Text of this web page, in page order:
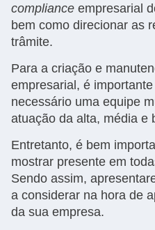
compliance empresarial
bem como direcionar as
trâmite.
Para a criação e
empresarial, é
necessário uma equipe
atuação da alta, média e
Entretanto, é bem
mostrar presente em
Sendo assim,
a considerar na hora de
da sua empresa.